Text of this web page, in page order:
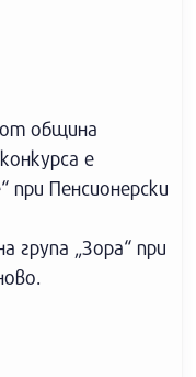
от община
е
при Пенсионерски
група „Зора“ при